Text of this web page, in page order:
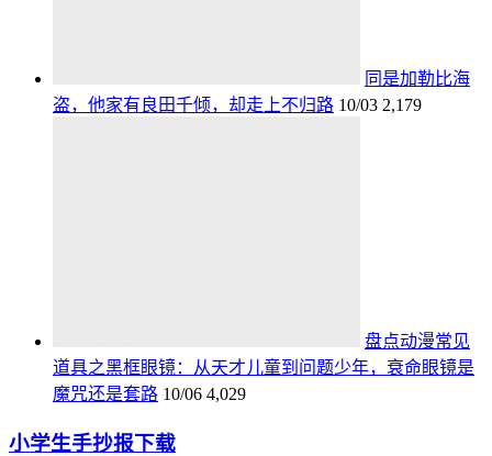
同是加勒比海
盗，他家有良田千倾，却走上不归路 10/03 2,179
盘点动漫常见
道具之黑框眼镜：从天才儿童到问题少年，衰命眼镜是
魔咒还是套路 10/06 4,029
小学生手抄报下载